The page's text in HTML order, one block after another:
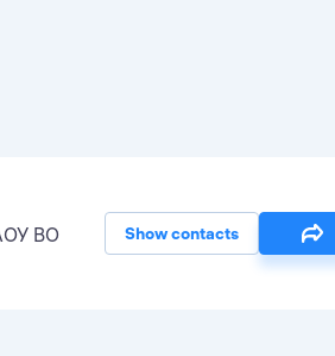
ВО
Show contacts